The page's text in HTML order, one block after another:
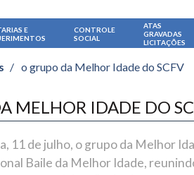
E
CONTROLE
SOCIAL
ATAS
GRAVADAS
LICITAÇÕES
/ o grupo da Melhor Idade do SCFV
MELHOR IDADE DO
11 de julho, o grupo da Melhor
Baile da Melhor Idade,